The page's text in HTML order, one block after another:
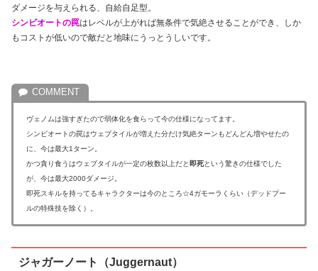
ダメージを与えられる、自給自足型。
シンビオートの罠はレベルが上がれば無条件で気絶させることができ、しか
もコストが低いので敵だと地味にうっとうしいです。
ヴェノムは強すぎたので弱体化を食らって今の仕様になってます。
シンビオートの罠はウェブタイルが増えた分だけ気絶ターンもどんどん増やせたの
に、今は最大1ターン。
かつ貪り食うはウェブタイルが一定の枚数以上だと 即死という驚きの仕様でした
が、今は最大2000ダメージ。
即死スキルを持ってるキャラクターは今のところ☆4ガモーラくらい（デッドプー
ルの特殊技を除く）。
ジャガーノート（Juggernaut）